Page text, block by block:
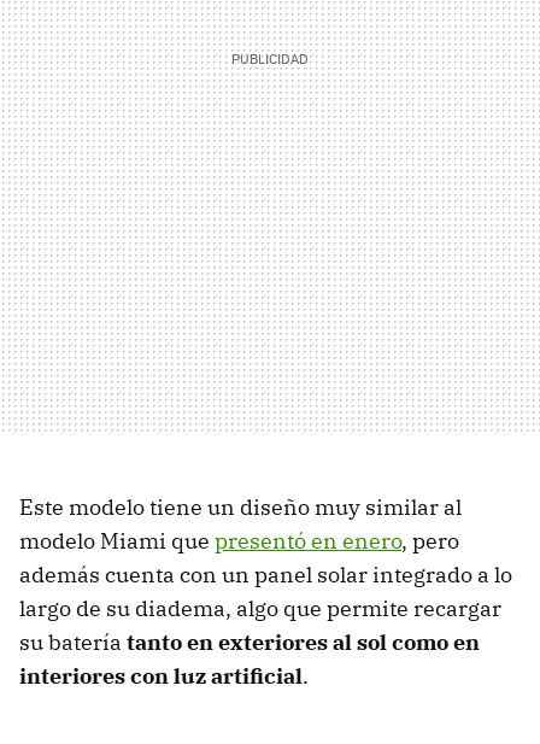
Este modelo tiene un diseño muy similar al
modelo Miami que presentó en enero, pero
además cuenta con un panel solar integrado a lo
largo de su diadema, algo que permite recargar
su batería tanto en exteriores al sol como en
interiores con luz artificial.